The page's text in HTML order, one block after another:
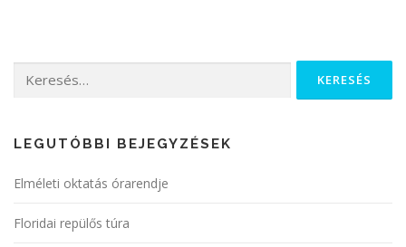
LEGUTÓBBI BEJEGYZÉSEK
Elméleti oktatás órarendje
Floridai repülős túra